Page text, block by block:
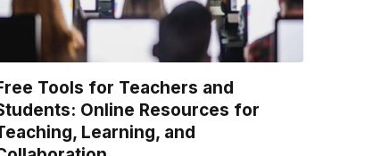
Tools for Teachers and
Online Resources for
Learning, and